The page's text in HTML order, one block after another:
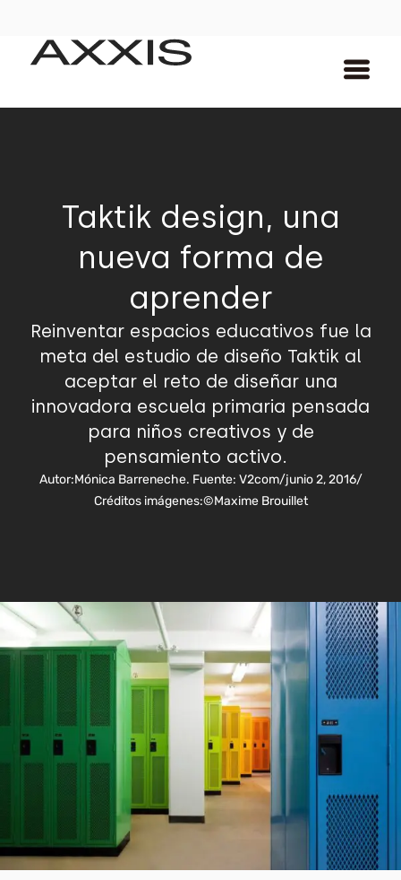
Taktik design, una
nueva forma de
aprender
Reinventar espacios educativos fue la
meta del estudio de diseño Taktik al
aceptar el reto de diseñar una
innovadora escuela primaria pensada
para niños creativos y de
pensamiento activo.
Autor:Mónica Barreneche. Fuente: V2com/junio 2, 2016/
Créditos imágenes:©Maxime Brouillet